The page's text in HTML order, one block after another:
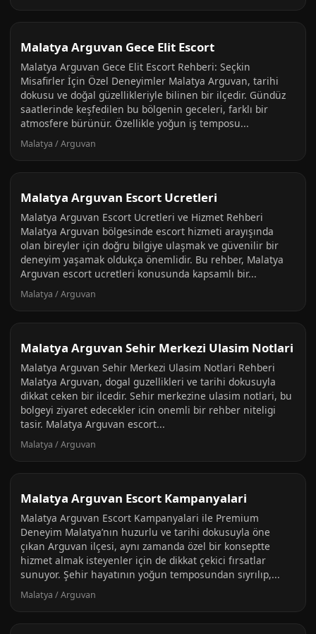
Malatya Arguvan Gece Elit Escort
Malatya Arguvan Gece Elit Escort Rehberi: Seçkin
Misafirler İçin Özel Deneyimler Malatya Arguvan, tarihi
dokusu ve doğal güzellikleriyle bilinen bir ilçedir. Gündüz
saatlerinde keşfedilen bu bölgenin geceleri, farklı bir
atmosfere bürünür. Özellikle yoğun iş temposu...
Malatya / Arguvan
Malatya Arguvan Escort Ucretleri
Malatya Arguvan Escort Ucretleri ve Hizmet Rehberi
Malatya Arguvan bölgesinde escort hizmeti arayışında
olan bireyler için doğru bilgiye ulaşmak ve güvenilir bir
deneyim yaşamak oldukça önemlidir. Bu rehber, Malatya
Arguvan escort ucretleri konusunda kapsamlı bir...
Malatya / Arguvan
Malatya Arguvan Sehir Merkezi Ulasim Notlari
Malatya Arguvan Sehir Merkezi Ulasim Notlari Rehberi
Malatya Arguvan, dogal guzellikleri ve tarihi dokusuyla
dikkat ceken bir ilcedir. Sehir merkezine ulasim notlari, bu
bolgeyi ziyaret edecekler icin onemli bir rehber niteligi
tasir. Malatya Arguvan escort...
Malatya / Arguvan
Malatya Arguvan Escort Kampanyalari
Malatya Arguvan Escort Kampanyalari ile Premium
Deneyim Malatya’nın huzurlu ve tarihi dokusuyla öne
çıkan Arguvan ilçesi, aynı zamanda özel bir konseptte
hizmet almak isteyenler için de dikkat çekici fırsatlar
sunuyor. Şehir hayatının yoğun temposundan sıyrılıp,...
Malatya / Arguvan